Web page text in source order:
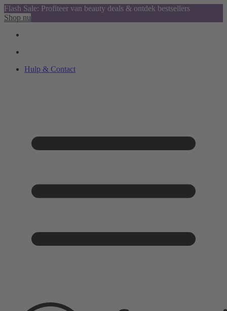
Flash Sale: Profiteer van beauty deals & ontdek bestsellers
Shop nu
Hulp & Contact